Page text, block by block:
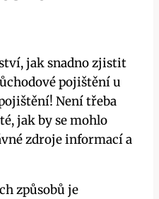
jak snadno zjistit
pojištění u
Není třeba
jak by se mohlo
zdroje informací a
způsobů je